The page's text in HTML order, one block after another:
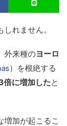
れません。
外来種のヨーロ
）を根絶する
倍に増加したと
増加が起こるこ